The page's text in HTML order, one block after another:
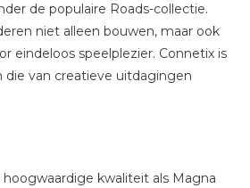
de populaire Roads-collectie.
niet alleen bouwen, maar ook
eindeloos speelplezier. Connetix is
van creatieve uitdagingen
kwaliteit als Magna